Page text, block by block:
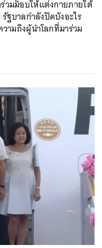
วมม็อบให้แต่งกายภายใต้
รัฐบาลกำลังปิดบังอะไร
ามถึงผู้นำโลกที่มาร่วม